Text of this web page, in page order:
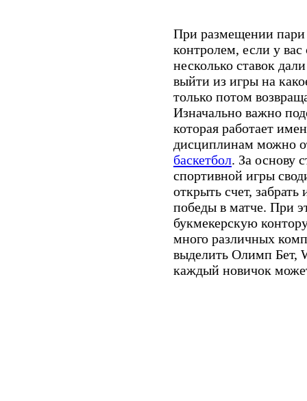
При размещении пари
контролем, если у
несколько ставок
выйти из игры на
только потом
Изначально важно
которая работает
дисциплинам можно
баскетбол. За основу
спортивной игры
открыть счет,
победы в матче. При
букмекерскую
много различных
выделить Олимп Бет,
каждый новичок